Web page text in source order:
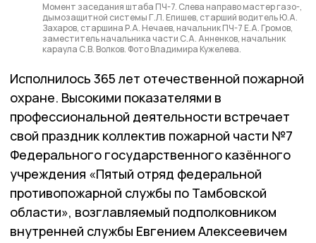
Момент заседания штаба ПЧ-7. Слева направо мастер газо-,
дымозащитной системы Г.Л. Епишев, старший водитель Ю.А.
Захаров, старшина Р.А. Нечаев, начальник ПЧ-7 Е.А. Громов,
заместитель начальника части С.А. Анненков, начальник
караула С.В. Волков. Фото Владимира Кужелева.
Исполнилось 365 лет отечественной пожарной
охране. Высокими показателями в
профессиональной деятельности встречает
свой праздник коллектив пожарной части №7
Федерального государственного казённого
учреждения «Пятый отряд федеральной
противопожарной службы по Тамбовской
области», возглавляемый подполковником
внутренней службы Евгением Алексеевичем